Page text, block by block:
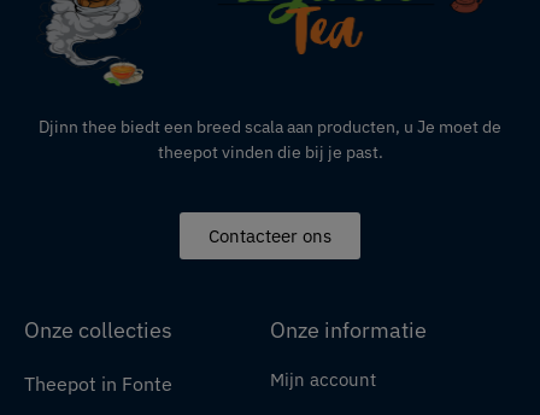
Djinn thee biedt een breed scala aan producten, u Je moet de
theepot vinden die bij je past.
Contacteer ons
Onze collecties
Theepot in Fonte
Onze informatie
Mijn account